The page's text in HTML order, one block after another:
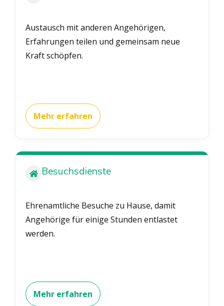
Austausch mit anderen Angehörigen,
Erfahrungen teilen und gemeinsam neue
Kraft schöpfen.
Mehr erfahren
Besuchsdienste
Ehrenamtliche Besuche zu Hause, damit
Angehörige für einige Stunden entlastet
werden.
Mehr erfahren